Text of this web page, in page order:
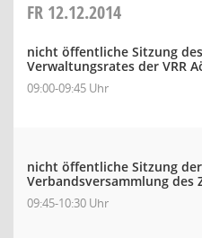
FR 12.12.2014
nicht öffentliche Sitzung
Verwaltungsrates der VRR
09:00-09:45 Uhr
nicht öffentliche Sitzung
Verbandsversammlung des
09:45-10:30 Uhr